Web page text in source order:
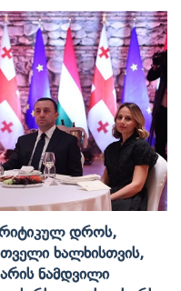
Დროს,
Ხალხისთვის,
Ნამდვილი